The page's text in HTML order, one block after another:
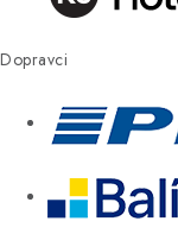
Dopravci